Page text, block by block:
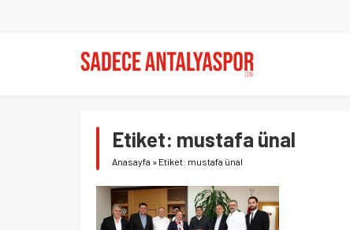
Etiket: mustafa ünal
Anasayfa » Etiket: mustafa ünal